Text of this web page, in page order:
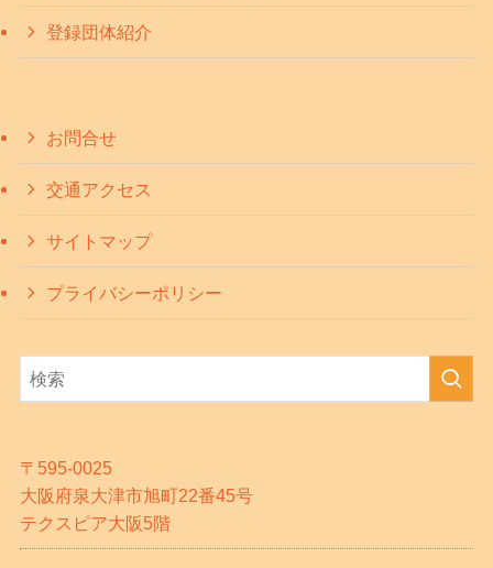
登録団体紹介
お問合せ
交通アクセス
サイトマップ
プライバシーポリシー
〒595-0025
大阪府泉大津市旭町22番45号
テクスピア大阪5階